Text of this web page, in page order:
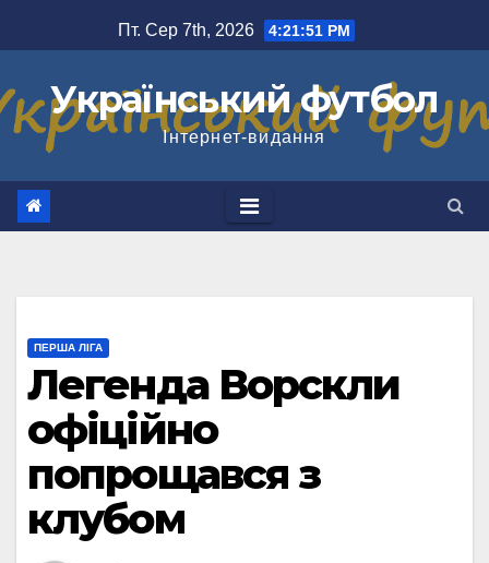
до
Пт. Сер 7th, 2026 4:21:52 PM
Український футбол
Інтернет-видання
ПЕРША ЛІГА
Легенда Ворскли
офіційно
попрощався з
клубом